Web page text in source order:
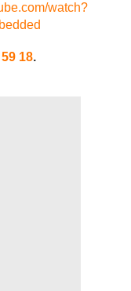
watch?
18.